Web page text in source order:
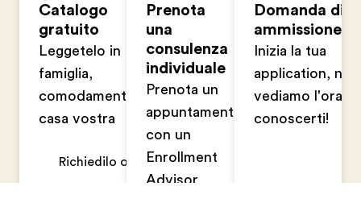
Catalogo
gratuito
Leggetelo in
famiglia,
comodamente a
casa vostra
Richiedilo ora
Prenota
una
consulenza
individuale
Prenota un
appuntamento
con un
Enrollment
Advisor
Domanda di
ammissione
Inizia la tua
application, non
vediamo l'ora di
conoscerti!